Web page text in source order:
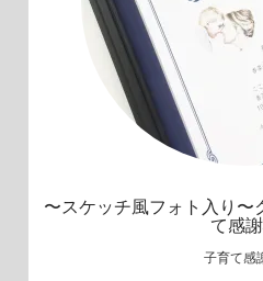
〜スケッチ風フォト入り〜
て感
子育て感